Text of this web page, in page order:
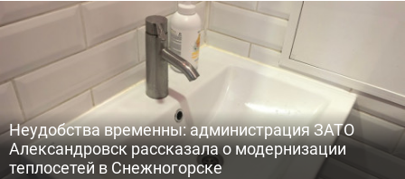
Неудобства временны: администрация ЗАТО
Александровск рассказала о модернизации
теплосетей в Снежногорске